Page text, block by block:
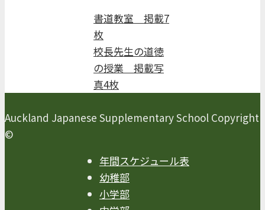
書道教室 掲載7
枚
校長先生の道徳
の授業 掲載写
真4枚
Auckland Japanese Supplementary School Copyright
©
年間スケジュール表
幼稚部
小学部